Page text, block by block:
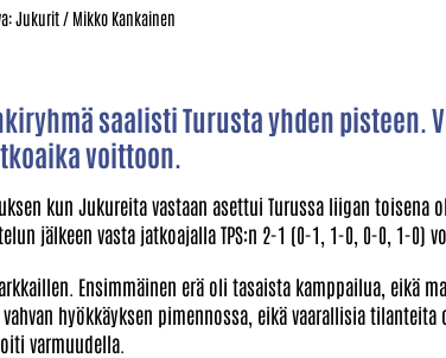
Jukurit / Mikko Kankainen
saalisti Turusta yhden pisteen.
voittoon.
kun Jukureita vastaan asettui Turussa liigan toisena
jälkeen vasta jatkoajalla TPS:n 2-1 (0-1, 1-0, 0-0, 1-0)
Ensimmäinen erä oli tasaista kamppailua, eikä
hyökkäyksen pimennossa, eikä vaarallisia
varmuudella.